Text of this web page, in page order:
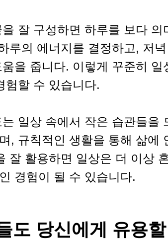
잘 구성하면 하루를 보다 의
루의 에너지를 결정하고, 저
을 줍니다. 이렇게 꾸준히 일
험할 수 있습니다.
일상 속에서 작은 습관들을
, 규칙적인 생활을 통해 삶에
잘 활용하면 일상은 더 이상
경험이 될 수 있습니다.
도 당신에게 유용